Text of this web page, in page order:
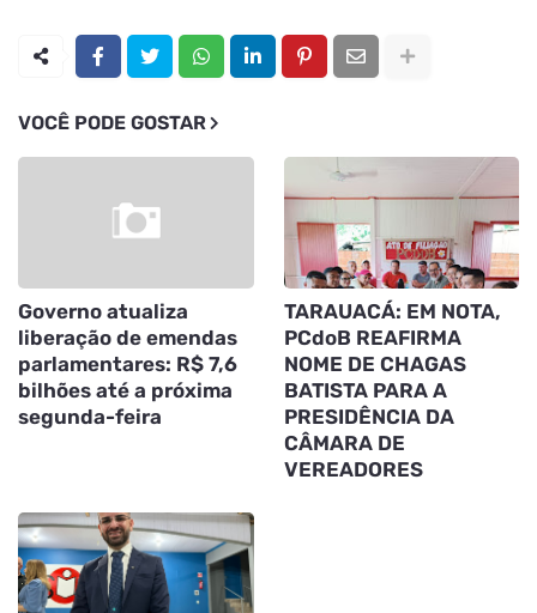
VOCÊ PODE GOSTAR
Governo atualiza
liberação de emendas
parlamentares: R$ 7,6
bilhões até a próxima
segunda-feira
TARAUACÁ: EM NOTA,
PCdoB REAFIRMA
NOME DE CHAGAS
BATISTA PARA A
PRESIDÊNCIA DA
CÂMARA DE
VEREADORES